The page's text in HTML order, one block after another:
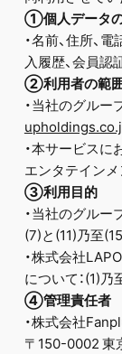
①個人データ
・名前、住所、
入履歴、会員認
②利用者の範
・当社のグルー
・本サービス
エンタテインメ
③利用目的
・当社のグルー
(7)と(11)乃至
・株式会社
について：(1)乃
④管理責任者
・株式会社
〒150-0002 東